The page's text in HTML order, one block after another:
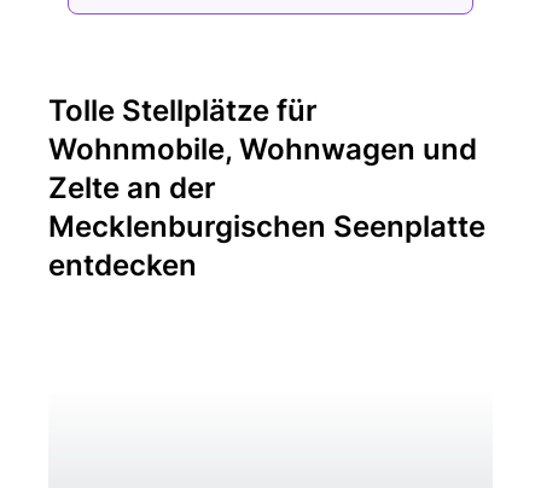
Tolle Stellplätze für
Wohnmobile, Wohnwagen und
Zelte an der
Mecklenburgischen Seenplatte
entdecken